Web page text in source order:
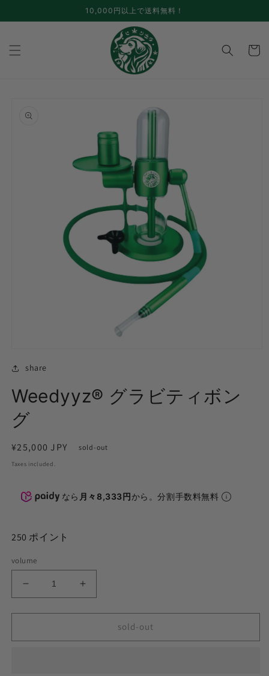
10,000円以上で送料無料！
cart
information
(1)
modal
share
Weedyyz®︎ グラビティボン
グ
通
常
格
¥25,000 JPY sold-out
Taxes included.
なら 月々8,333円から。分割手数料無料
250 ポイント
volume
Weedyyz®︎
ラ
Weedyyz®︎
ラ
sold-out